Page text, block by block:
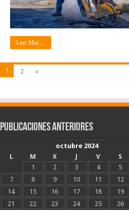
Leer Mas ...
1 2 »
Publicaciones Anteriores
octubre 2024
L
M X J V S
1
2 3 4 5
7
8 9 10 11 12
14
15 16 17 18 19
21
22 23 24 25 26